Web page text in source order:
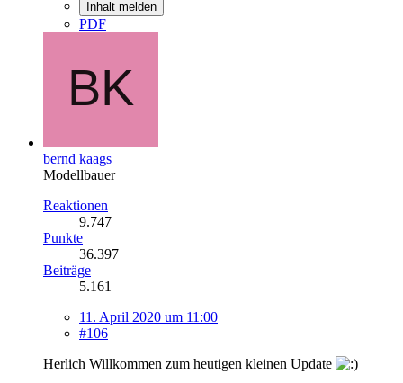
Inhalt melden
PDF
bernd kaags
Modellbauer
Reaktionen
9.747
Punkte
36.397
Beiträge
5.161
11. April 2020 um 11:00
#106
Herlich Willkommen zum heutigen kleinen Update